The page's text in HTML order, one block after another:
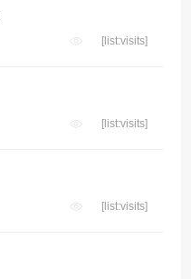
[list:visits]
[list:visits]
[list:visits]